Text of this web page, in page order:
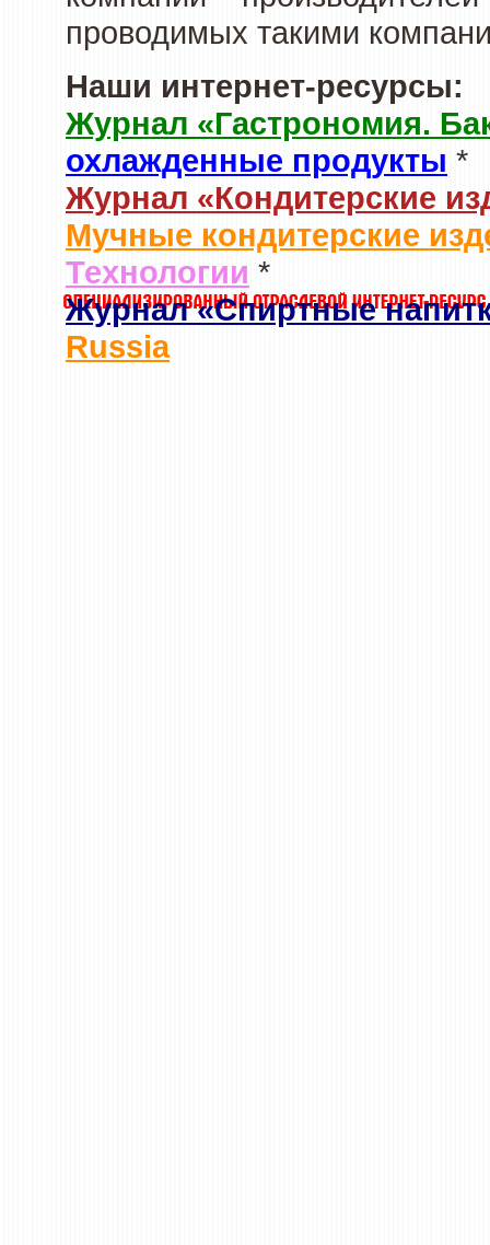
проводимых такими
Наши интернет-ресурсы:
Журнал «Гастрономия.
охлажденные продукты *
Журнал «Кондитерские
Мучные кондитерские
Технологии *
Журнал «Спиртные
Russia